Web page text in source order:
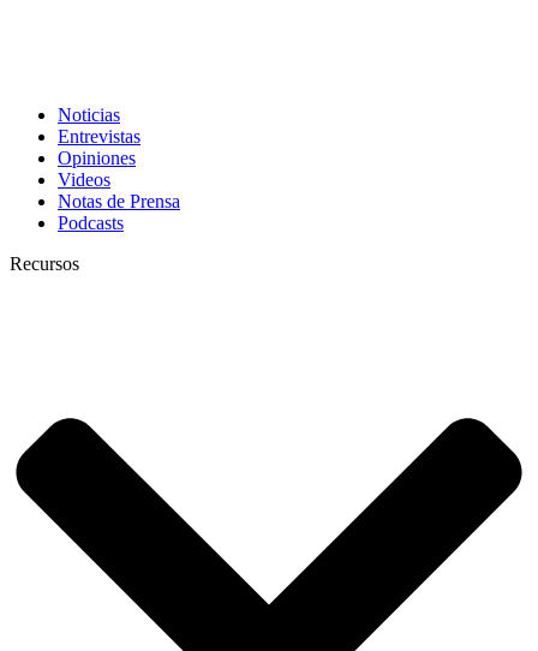
Noticias
Entrevistas
Opiniones
Videos
Notas de Prensa
Podcasts
Recursos